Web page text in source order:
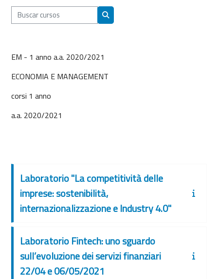
Buscar cursos
Buscar cursos
EM - 1 anno a.a. 2020/2021
ECONOMIA E MANAGEMENT
corsi 1 anno
a.a. 2020/2021
Laboratorio "La competitività delle
imprese: sostenibilità,
internazionalizzazione e Industry 4.0"
Laboratorio Fintech: uno sguardo
sull’evoluzione dei servizi finanziari
22/04 e 06/05/2021